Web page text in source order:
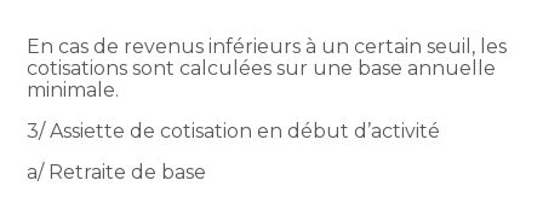
En cas de revenus inférieurs à un certain seuil, les
cotisations sont calculées sur une base annuelle
minimale.
3/Assiette de cotisation en début d’activité
a/ Retraite de base